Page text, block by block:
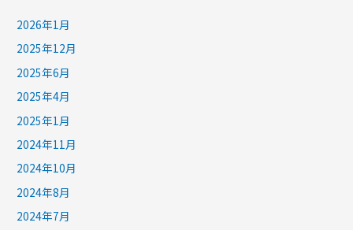
2026年1月
2025年12月
2025年6月
2025年4月
2025年1月
2024年11月
2024年10月
2024年8月
2024年7月